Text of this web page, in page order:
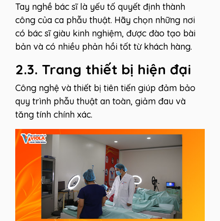
Tay nghề bác sĩ là yếu tố quyết định thành
công của ca phẫu thuật. Hãy chọn những nơi
có bác sĩ giàu kinh nghiệm, được đào tạo bài
bản và có nhiều phản hồi tốt từ khách hàng.
2.3. Trang thiết bị hiện đại
Công nghệ và thiết bị tiên tiến giúp đảm bảo
quy trình phẫu thuật an toàn, giảm đau và
tăng tính chính xác.